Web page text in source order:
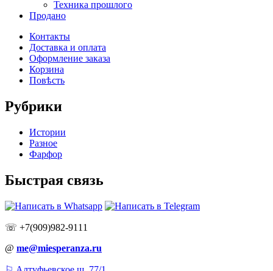
Техника прошлого
Продано
Контакты
Доставка и оплата
Оформление заказа
Корзина
Повѣсть
Рубрики
Истории
Разное
Фарфор
Быстрая связь
☏ +7(909)982-9111
@ me@miesperanza.ru